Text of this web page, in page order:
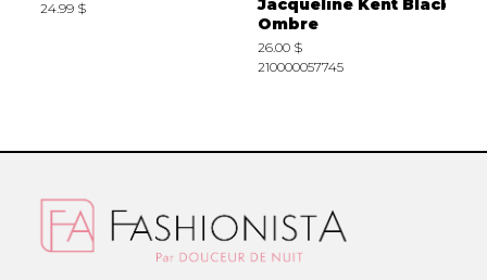
24.99 $
Ombre
26.00 $
210000057745